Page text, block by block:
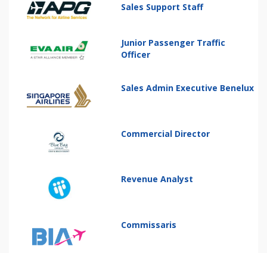
Sales Support Staff
Junior Passenger Traffic
Officer
Sales Admin Executive Benelux
Commercial Director
Revenue Analyst
Commissaris